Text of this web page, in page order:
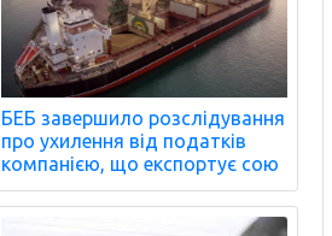
БЕБ завершило розслідування
про ухилення від податків
компанією, що експортує сою